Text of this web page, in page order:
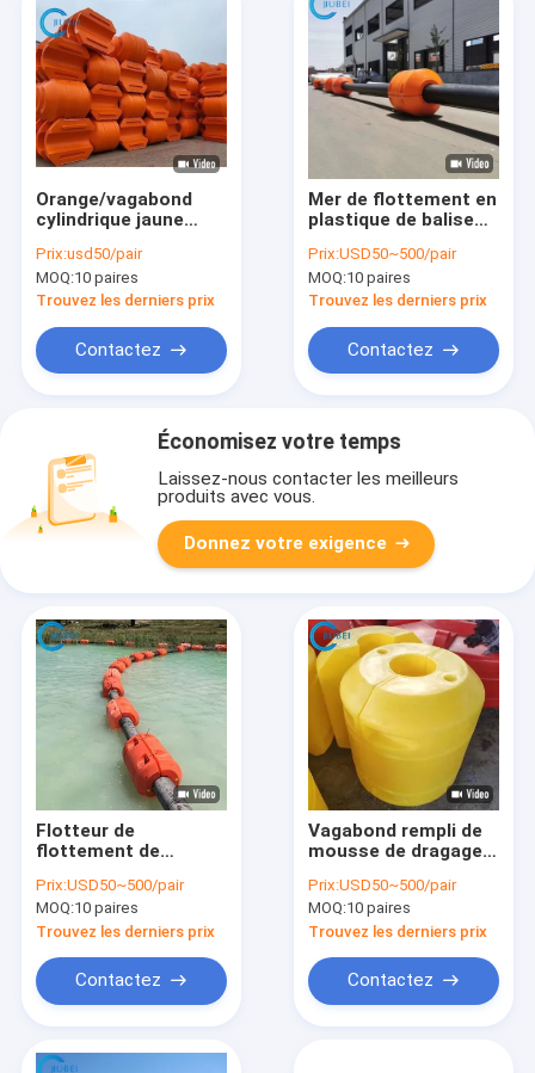
Orange/vagabond
cylindrique jaune
HDPE pour des
canalisations de
dragueur
Prix:usd50/pair
MOQ:10 paires
Trouvez les derniers prix
Contactez
Mer de flottement en
plastique de balise
participation de
déchets de l'eau de
barrage d'huile de
canalisation
Prix:USD50~500/pair
MOQ:10 paires
Trouvez les derniers prix
Contactez
Économisez votre temps
Laissez-nous contacter les meilleurs
produits avec vous.
Donnez votre exigence
Flotteur de
flottement de
dragueur de la
canalisation HICL de
vagabond de tuyau
de HDPE de dock
pour le tuyau en
caoutchouc de
Prix:USD50~500/pair
MOQ:10 paires
Trouvez les derniers prix
Contactez
Vagabond rempli de
mousse de dragage
d'unité centrale de
PE de vagabond de
tuyau de HDPE de
ponton dans la
canalisation
combinée
Prix:USD50~500/pair
MOQ:10 paires
Trouvez les derniers prix
Contactez